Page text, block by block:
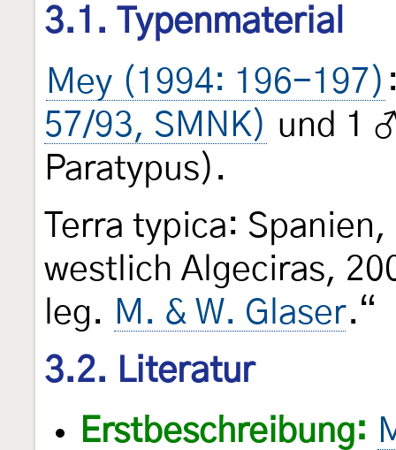
3.1. Typenmaterial
Mey (1994: 196-197)
57/93, SMNK) und 1
Paratypus).
Terra typica:
westlich Algeciras,
leg. M. & W. Glaser.“
3.2. Literatur
Erstbeschreibung: